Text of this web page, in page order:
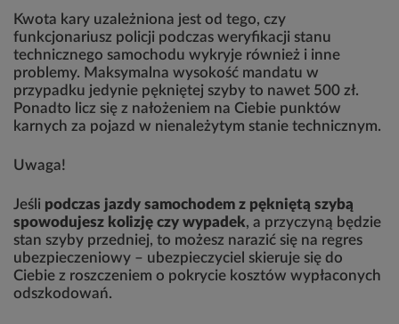
Kwota kary uzależniona jest od tego, czy
funkcjonariusz policji podczas weryfikacji stanu
technicznego samochodu wykryje również i inne
problemy. Maksymalna wysokość mandatu w
przypadku jedynie pękniętej szyby to nawet 500 zł.
Ponadto licz się z nałożeniem na Ciebie punktów
karnych za pojazd w nienależytym stanie technicznym.
Uwaga!
Jeśli podczas jazdy samochodem z pękniętą szybą
spowodujesz kolizję czy wypadek, a przyczyną będzie
stan szyby przedniej, to możesz narazić się na regres
ubezpieczeniowy – ubezpieczyciel skieruje się do
Ciebie z roszczeniem o pokrycie kosztów wypłaconych
odszkodowań.